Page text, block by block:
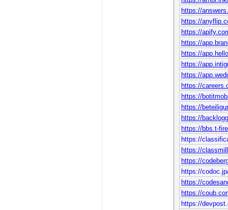
https://
https://
https://
https://
https://
https://
https://
https://
https://
https://
https://
https://bbs.t-
https://
https://
https://
https://
https://
https://
https://